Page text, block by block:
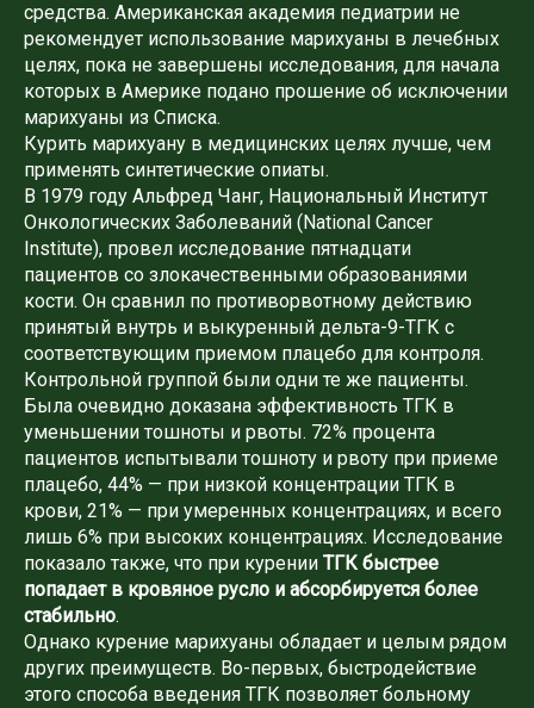
средства. Американская академия педиатрии не
рекомендует использование марихуаны в лечебных
целях, пока не завершены исследования, для начала
которых в Америке подано прошение об исключении
марихуаны из Списка.
Курить марихуану в медицинских целях лучше, чем
применять синтетические опиаты.
В 1979 году Альфред Чанг, Национальный Институт
Онкологических Заболеваний (National Cancer
Institute), провел исследование пятнадцати
пациентов со злокачественными образованиями
кости. Он сравнил по противорвотному действию
принятый внутрь и выкуренный дельта-9-ТГК с
соответствующим приемом плацебо для контроля.
Контрольной группой были одни те же пациенты.
Была очевидно доказана эффективность ТГК в
уменьшении тошноты и рвоты. 72% процента
пациентов испытывали тошноту и рвоту при приеме
плацебо, 44% — при низкой концентрации ТГК в
крови, 21% — при умеренных концентрациях, и всего
лишь 6% при высоких концентрациях. Исследование
показало также, что при курении ТГК быстрее
попадает в кровяное русло и абсорбируется более
стабильно.
Однако курение марихуаны обладает и целым рядом
других преимуществ. Во-первых, быстродействие
этого способа введения ТГК позволяет больному